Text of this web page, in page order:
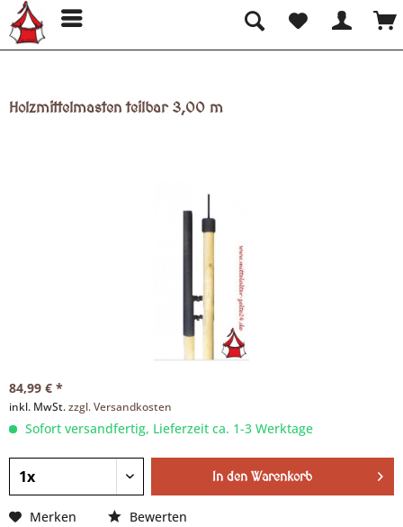
Holzmittelmasten teilbar 3,00 m
84,99 € *
inkl. MwSt.zzgl. Versandkosten
Sofort versandfertig, Lieferzeit ca. 1-3 Werktage
In den Warenkorb
Merken Bewerten